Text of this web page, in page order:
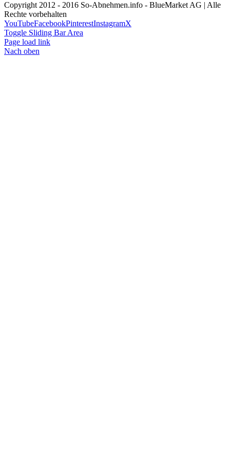
Copyright 2012 - 2016 So-Abnehmen.info - BlueMarket AG | Alle
Rechte vorbehalten
YouTubeFacebookPinterestInstagramX
Toggle Sliding Bar Area
Page load link
Nach oben